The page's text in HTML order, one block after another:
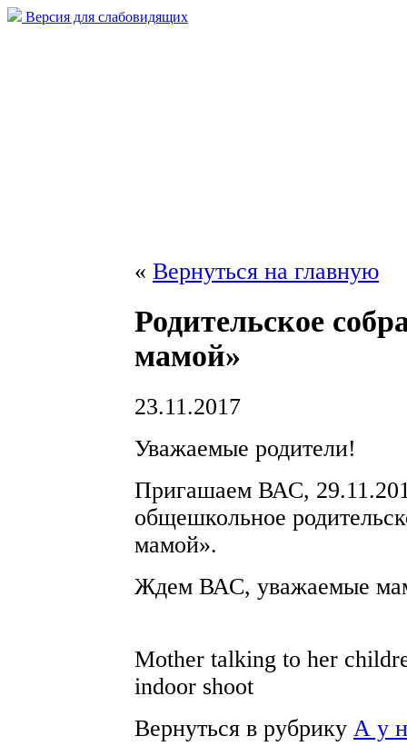
Версия для слабовидящих
« Вернуться на главную
Родительское
мамой»
23.11.2017
Уважаемые родители!
Пригашаем ВАС,
общешкольное
мамой».
Ждем ВАС, уважаемые
Mother talking to her
indoor shoot
Вернуться в рубрику А у